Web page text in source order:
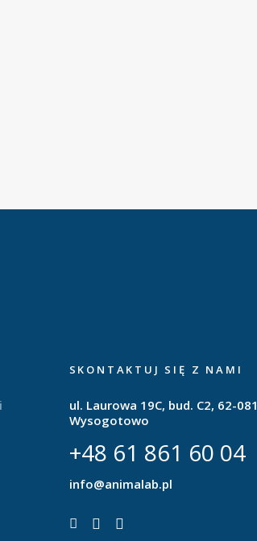
SKONTAKTUJ SIĘ Z NAMI
ul. Laurowa 19C, bud. C2, 62-081
Wysogotowo
+48 61 861 60 04
info@animalab.pl